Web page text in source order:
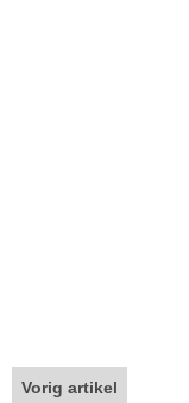
Vorig artikel